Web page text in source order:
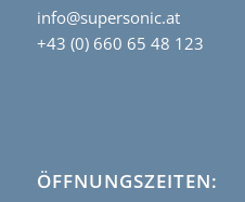
info@supersonic.at
+43 (0) 660 65 48 123
ÖFFNUNGSZEITEN: